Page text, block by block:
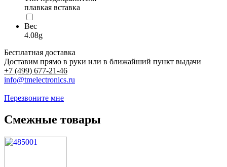
плавкая вставка
Вес
4.08g
Бесплатная доставка
Доставим прямо в руки или в ближайший пункт выдачи
+7 (499) 677-21-46
info@tmelectronics.ru
Перезвоните мне
Смежные товары